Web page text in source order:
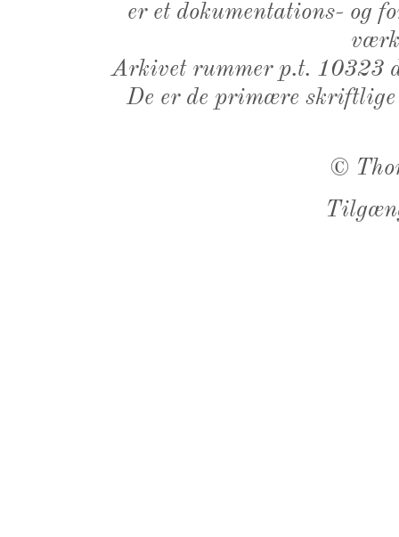
er et dokumentations- og
Arkivet rummer p.t. 10323
De er de primære
©